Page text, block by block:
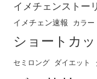
イメチェンストー
イメチェン速報 カラー
ショートカッ
セミロング ダイエット